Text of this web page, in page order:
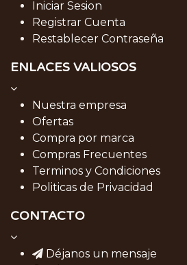
Iniciar Sesion
Registrar Cuenta
Restablecer Contraseña
ENLACES VALIOSOS
Nuestra empresa
Ofertas
Compra por marca
Compras Frecuentes
Terminos y Condiciones
Politicas de Privacidad
CONTACTO
Déjanos un mensaje